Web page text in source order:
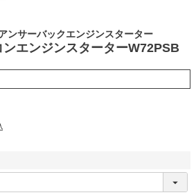
サーバックエンジンスターター
エンジンスターターW72PSB